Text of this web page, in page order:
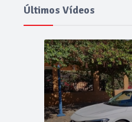
Últimos Vídeos